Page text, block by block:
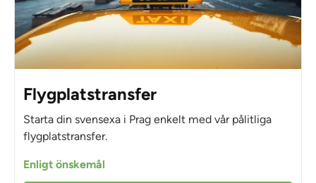
Flygplatstransfer
Starta din svensexa i Prag enkelt med vår pålitliga
flygplatstransfer.
Enligt önskemål